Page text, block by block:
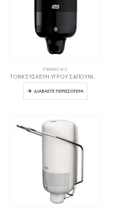
ΥΓΙΕΙΝΉΣ W.C.
ΔΙΑΒΆΣΤΕ ΠΕΡΙΣΣΌΤΕΡΑ